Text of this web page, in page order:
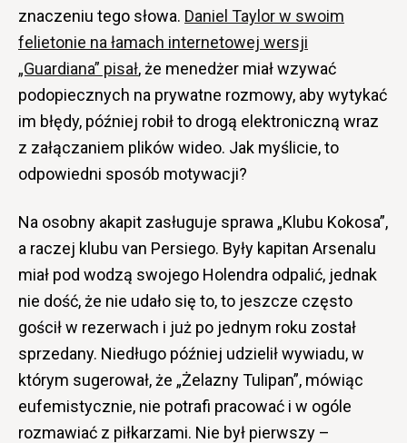
znaczeniu tego słowa. Daniel Taylor w swoim
felietonie na łamach internetowej wersji
„Guardiana” pisał, że menedżer miał wzywać
podopiecznych na prywatne rozmowy, aby wytykać
im błędy, później robił to drogą elektroniczną wraz
z załączaniem plików wideo. Jak myślicie, to
odpowiedni sposób motywacji?
Na osobny akapit zasługuje sprawa „Klubu Kokosa”,
a raczej klubu van Persiego. Były kapitan Arsenalu
miał pod wodzą swojego Holendra odpalić, jednak
nie dość, że nie udało się to, to jeszcze często
gościł w rezerwach i już po jednym roku został
sprzedany. Niedługo później udzielił wywiadu, w
którym sugerował, że „Żelazny Tulipan”, mówiąc
eufemistycznie, nie potrafi pracować i w ogóle
rozmawiać z piłkarzami. Nie był pierwszy –